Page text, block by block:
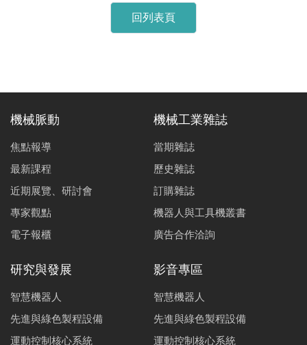
回列表頁
機械脈動
焦點報導
最新課程
近期展覽、研討會
專家觀點
電子報櫃
機械工業雜誌
當期雜誌
歷史雜誌
訂購雜誌
機器人與工具機叢書
廣告合作洽詢
研究與發展
智慧機器人
先進與綠色製程設備
運動控制核心系統
影音專區
智慧機器人
先進與綠色製程設備
運動控制核心系統